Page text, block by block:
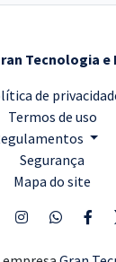
Tecnologia e
de
Termos de uso
Segurança
Mapa do site